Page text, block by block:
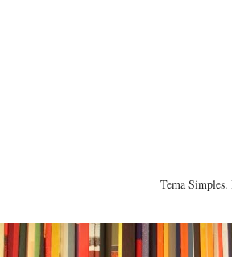
Tema